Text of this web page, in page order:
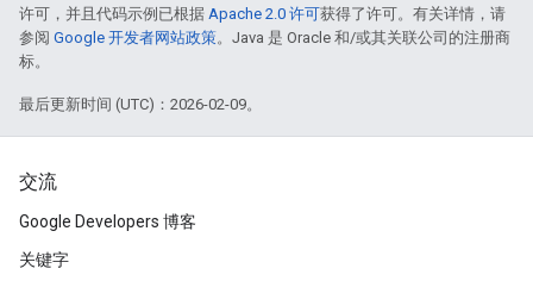
许可，并且代码示例已根据 Apache 2.0 许可获得了许可。有关详情，请
参阅 Google 开发者网站政策。Java 是 Oracle 和/或其关联公司的注册商
标。
最后更新时间 (UTC)：2026-02-09。
交流
Google Developers 博客
关键字